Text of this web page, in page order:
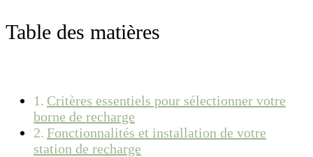
Table des matières
Critères essentiels pour sélectionner votre
borne de recharge
Fonctionnalités et installation de votre
station de recharge